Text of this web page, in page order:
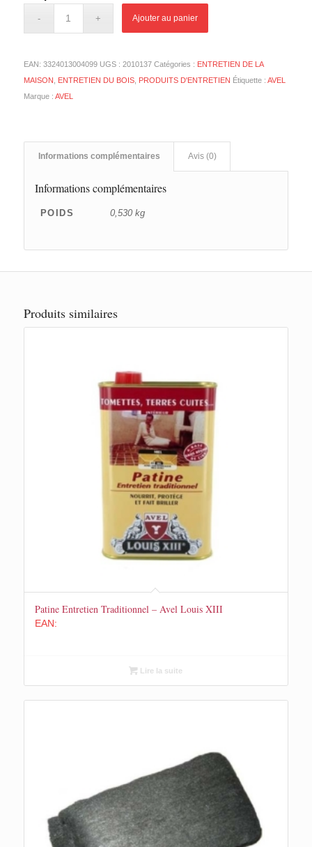
Ajouter au panier
EAN: 3324013004099 UGS : 2010137 Catégories : ENTRETIEN DE LA
MAISON
ENTRETIEN DU BOIS, PRODUITS D'ENTRETIEN Étiquette : AVEL
Marque : AVEL
Informations complémentaires Avis (0)
Informations complémentaires
POIDS 0,530 kg
Produits similaires
Patine Entretien Traditionnel – Avel Louis XIII
EAN:
Lire la suite